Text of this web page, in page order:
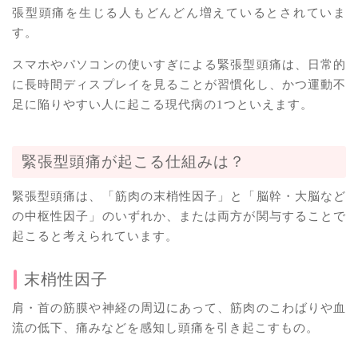
張型頭痛を生じる人もどんどん増えているとされていま
す。
スマホやパソコンの使いすぎによる緊張型頭痛は、日常的
に長時間ディスプレイを見ることが習慣化し、かつ運動不
足に陥りやすい人に起こる現代病の1つといえます。
緊張型頭痛が起こる仕組みは？
緊張型頭痛は、「筋肉の末梢性因子」と「脳幹・大脳など
の中枢性因子」のいずれか、または両方が関与することで
起こると考えられています。
末梢性因子
肩・首の筋膜や神経の周辺にあって、筋肉のこわばりや血
流の低下、痛みなどを感知し頭痛を引き起こすもの。